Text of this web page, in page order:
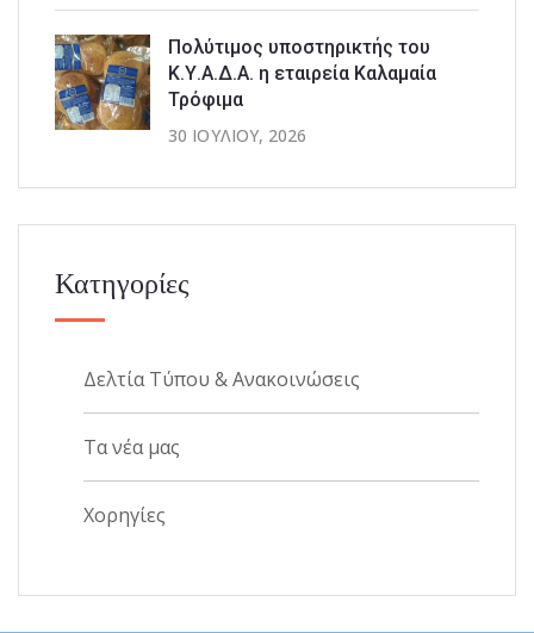
Πολύτιμος υποστηρικτής του
Κ.Υ.Α.Δ.Α. η εταιρεία Καλαμαία
Τρόφιμα
30 ΙΟΥΛΊΟΥ, 2026
Κατηγορίες
Δελτία Τύπου & Ανακοινώσεις
Τα νέα μας
Χορηγίες